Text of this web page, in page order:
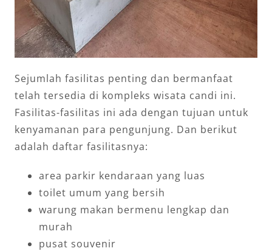
Sejumlah fasilitas penting dan bermanfaat
telah tersedia di kompleks wisata candi ini.
Fasilitas-fasilitas ini ada dengan tujuan untuk
kenyamanan para pengunjung. Dan berikut
adalah daftar fasilitasnya:
area parkir kendaraan yang luas
toilet umum yang bersih
warung makan bermenu lengkap dan
murah
pusat souvenir